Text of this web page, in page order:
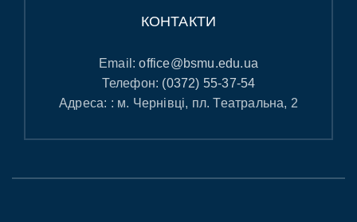
КОНТАКТИ
Email:office@bsmu.edu.ua
Телефон: (0372) 55-37-54
Адреса: : м. Чернівці, пл. Театральна, 2